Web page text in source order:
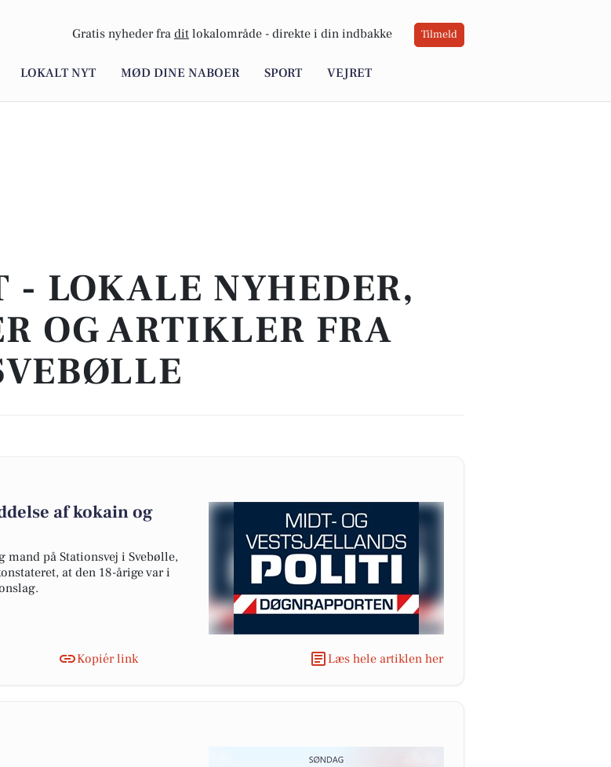
Gratis nyheder fra dit lokalområde - direkte i din indbakke Tilmeld
LOKALT NYT MØD DINE NABOER SPORT VEJRET
- LOKALE NYHEDER,
OG ARTIKLER FRA
af kokain og
mand på Stationsvej i Svebølle,
at den 18-årige var i
Kopiér link Læs hele artiklen her